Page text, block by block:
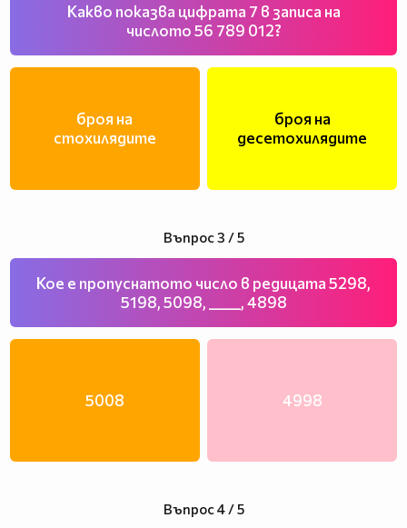
Какво показва цифрата 7 в записа на
числото 56 789 012?
броя на
стохилядите
броя на
десетохилядите
Въпрос 3 / 5
Кое е пропуснатото число в редицата 5298,
5198, 5098, _____, 4898
5008 4998
Въпрос 4 / 5